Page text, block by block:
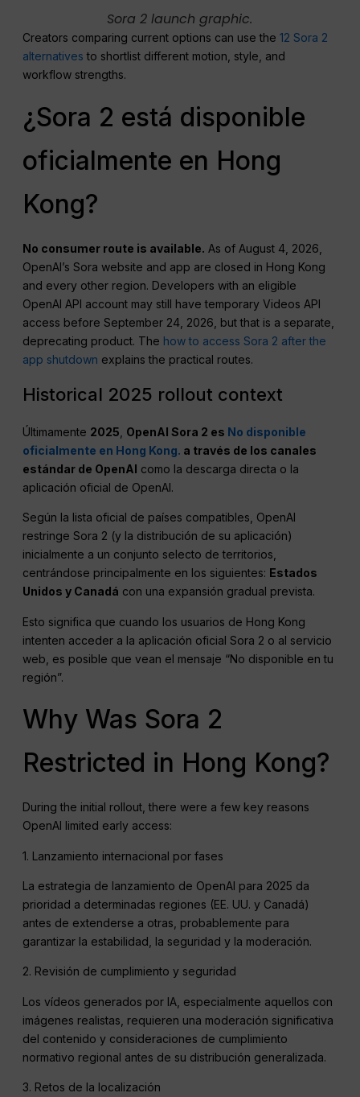
Sora 2 launch graphic.
Creators comparing current options can use the12 Sora 2
alternatives to shortlist different motion, style, and
workflow strengths.
¿Sora 2 está disponible
oficialmente en Hong
Kong?
No consumer route is available. As of August 4, 2026,
OpenAI’s Sora website and app are closed in Hong Kong
and every other region. Developers with an eligible
OpenAI API account may still have temporary Videos API
access before September 24, 2026, but that is a separate,
deprecating product. The how to access Sora 2 after the
app shutdown explains the practical routes.
Historical 2025 rollout context
Últimamente 2025 OpenAI Sora 2 es No disponible
oficialmente en Hong Kong. a través de los canales
estándar de OpenAI como la descarga directa o la
aplicación oficial de OpenAI.
Según la lista oficial de países compatibles, OpenAI
restringe Sora 2 (y la distribución de su aplicación)
inicialmente a un conjunto selecto de territorios,
centrándose principalmente en los siguientes: Estados
Unidos y Canadá con una expansión gradual prevista.
Esto significa que cuando los usuarios de Hong Kong
intenten acceder a la aplicación oficial Sora 2 o al servicio
web, es posible que vean el mensaje “No disponible en tu
región”.
Why Was Sora 2
Restricted in Hong Kong?
During the initial rollout, there were a few key reasons
OpenAI limited early access:
1. Lanzamiento internacional por fases
La estrategia de lanzamiento de OpenAI para 2025 da
prioridad a determinadas regiones (EE. UU. y Canadá)
antes de extenderse a otras, probablemente para
garantizar la estabilidad, la seguridad y la moderación.
2. Revisión de cumplimiento y seguridad
Los vídeos generados por IA, especialmente aquellos con
imágenes realistas, requieren una moderación significativa
del contenido y consideraciones de cumplimiento
normativo regional antes de su distribución generalizada.
3. Retos de la localización